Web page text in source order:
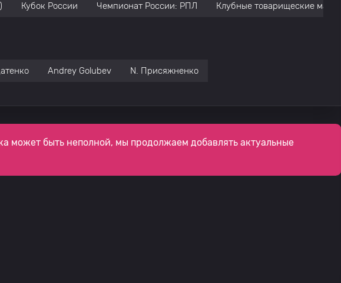
Кубок России Чемпионат России: РПЛ Клубные товарищеские матчи
Andrey Golubev N. Присяжненко
может быть неполной, мы продолжаем добавлять актуальные